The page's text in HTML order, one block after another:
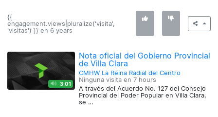
{{
engagement.views|pluralize('visita',
'visitas') }} en 6 years
3:01
Nota oficial del Gobierno Provincial
de Villa Clara
CMHW La Reina Radial del Centro
Ninguna visita en7 hours
A través del Acuerdo No. 127 del Consejo
Provincial del Poder Popular en Villa Clara,
se …